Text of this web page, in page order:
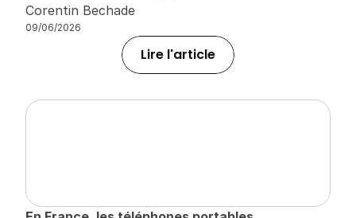
Corentin Bechade
09/06/2026
Lire l'article